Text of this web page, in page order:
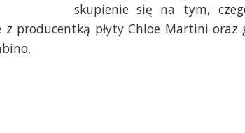
skupienie się na tym,
z producentką płyty Chloe Martini